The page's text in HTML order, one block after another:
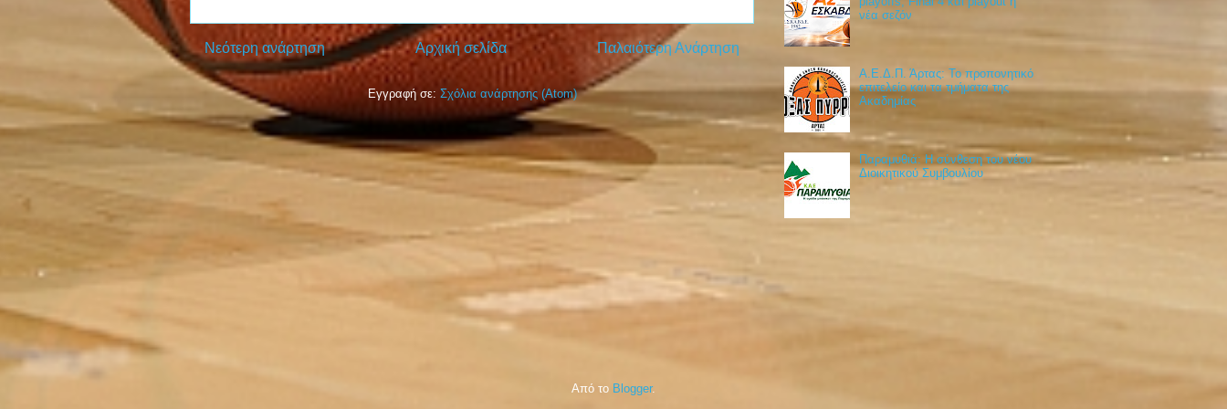
Νεότερη ανάρτηση Παλαιότερη Ανάρτηση
Αρχική σελίδα
Εγγραφή σε: Σχόλια ανάρτησης (Atom)
νέα σεζόν
Α.Ε.Δ.Π. Άρτας: Το προπονητικό
επιτελείο και τα τμήματα της
Ακαδημίας
Παραμυθιά: Η σύνθεση του νέου
Διοικητικού Συμβουλίου
Από το Blogger.